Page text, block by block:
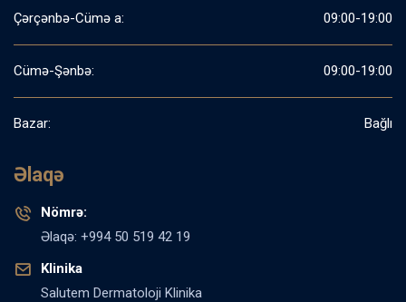
Çərçənbə-Cümə a: 09:00-19:00
Cümə-Şənbə: 09:00-19:00
Bazar: Bağlı
Əlaqə
Nömrə:
Əlaqə: +994 50 519 42 19
Klinika
Salutem Dermatoloji Klinika